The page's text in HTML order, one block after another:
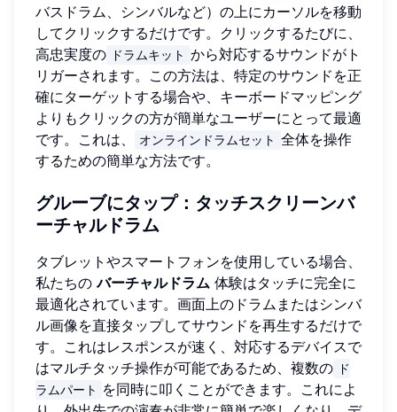
バスドラム、シンバルなど）の上にカーソルを移動
してクリックするだけです。クリックするたびに、
高忠実度の
ドラムキット から対応するサウンドがト
リガーされます。この方法は、特定のサウンドを正
確にターゲットする場合や、キーボードマッピング
よりもクリックの方が簡単なユーザーにとって最適
です。これは、
オンラインドラムセット 全体を操作
するための簡単な方法です。
グルーブにタップ：タッチスクリーンバ
ーチャルドラム
タブレットやスマートフォンを使用している場合、
私たちのバーチャルドラム 体験はタッチに完全に
最適化されています。画面上のドラムまたはシンバ
ル画像を直接タップしてサウンドを再生するだけで
す。これはレスポンスが速く、対応するデバイスで
はマルチタッチ操作が可能であるため、複数の
ド
ラムパート
を同時に叩くことができます。これによ